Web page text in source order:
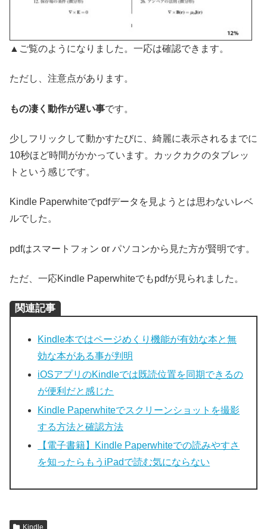
▲ご覧のようになりました。一応は確認できます。
ただし、注意点があります。
もの凄く動作が遅い事です。
少しフリックして動かすたびに、綺麗に表示されるまでに
10秒ほど時間がかかっています。カックカクのタブレッ
トという感じです。
Kindle Paperwhiteでpdfデータを見ようとは思わないレベ
ルでした。
pdfはスマートフォン or パソコンから見た方が賢明です。
ただ、一応Kindle Paperwhiteでもpdfが見られました。
関連記事
Kindle本ではページめくり機能が有効な本と無
効な本がある事が判明
iOSアプリのKindleでは既読位置を同期できるの
が便利だと感じた
Kindle Paperwhiteでスクリーンショットを撮影
する方法と確認方法
【電子書籍】Kindle Paperwhiteでの読みやすさ
を知ったらもうiPadで読む気にならない
Kindle